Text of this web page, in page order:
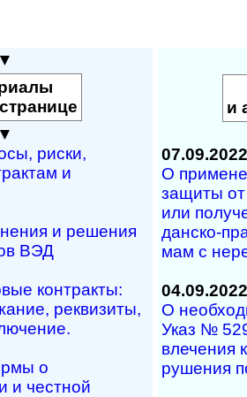
▼
▼
рис­ки,
и
и решения
ВЭД
контракты:
реквизиты,
о
и чест­ной
и
07.09.2022
О
за­щи­ты
или
дан­ско-
мам с
04.09.2022
О
Указ №
вле­че­ния
ру­ше­ния